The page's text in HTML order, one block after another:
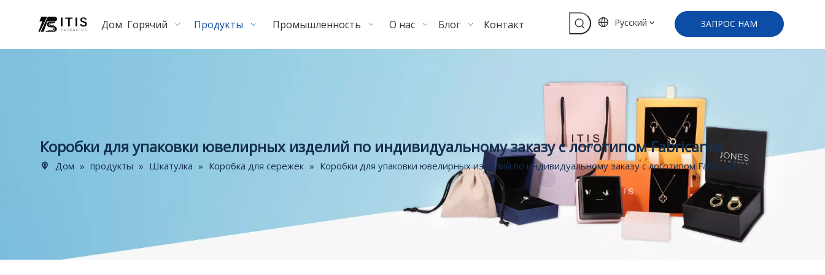
Дом Горячий Продукты Промышленность О нас Блог Контакт Pусский ЗАПРОС НАМ
Коробки для упаковки ювелирных изделий по индивидуальному заказу с логотипом Fabricante
Дом » продукты » Шкатулка » Коробка для сережек » Коробки для упаковки ювелирных изделий по индивидуальному заказу с логотипом Fabricante